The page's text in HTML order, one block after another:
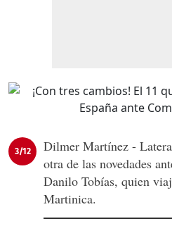
3/12
Dilmer Martínez -
otra de las novedades
Danilo Tobías, quien
Martinica.